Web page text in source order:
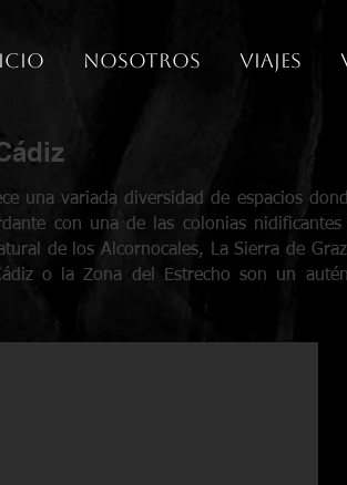
Nosotros Viajes
una variada diversidad de espacios
con una de las colonias
de los Alcornocales, La Sierra de
o la Zona del Estrecho son un